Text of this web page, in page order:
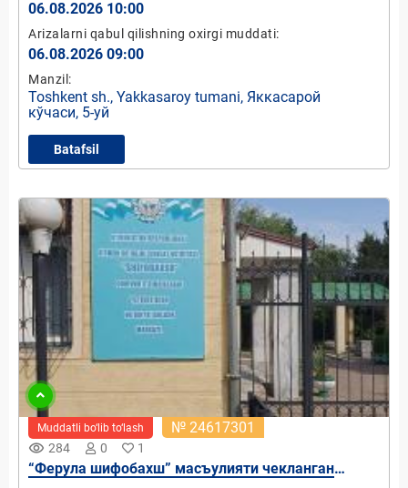
06.08.2026 10:00
Arizalarni qabul qilishning oxirgi muddati:
06.08.2026 09:00
Manzil:
Toshkent sh., Yakkasaroy tumani, Яккасарой
кўчаси, 5-уй
Batafsil
remove_red_eye 284 0 1
Muddatli bo‘lib to‘lash № 24617301
“Ферула шифобахш” масъулияти чекланган